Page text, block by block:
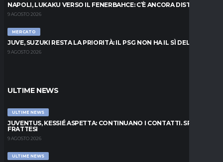
NAPOLI, LUKAKU VERSO IL FENERBAHCE: C’È ANCORA DISTANZA
9 AGOSTO 2026
MERCATO
JUVE, SUZUKI RESTA LA PRIORITÀ: IL PSG NON HA IL SÌ DEL PARMA
9 AGOSTO 2026
ULTIME NEWS
ULTIME NEWS
JUVENTUS, KESSIÉ ASPETTA: CONTINUANO I CONTATTI. SPUNTA
FRATTESI
9 AGOSTO 2026
ULTIME NEWS